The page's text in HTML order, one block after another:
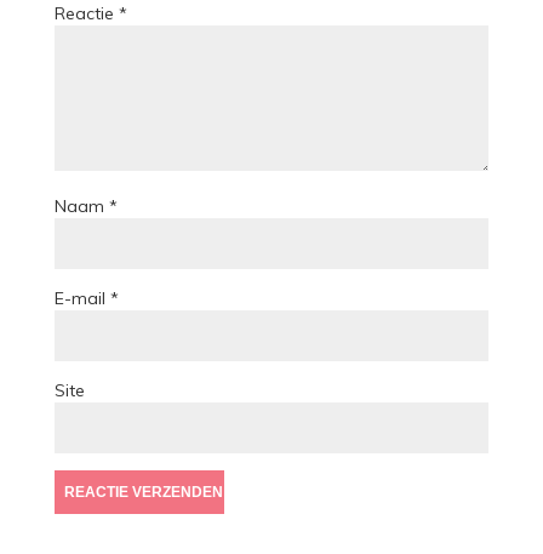
Reactie *
Naam *
E-mail *
Site